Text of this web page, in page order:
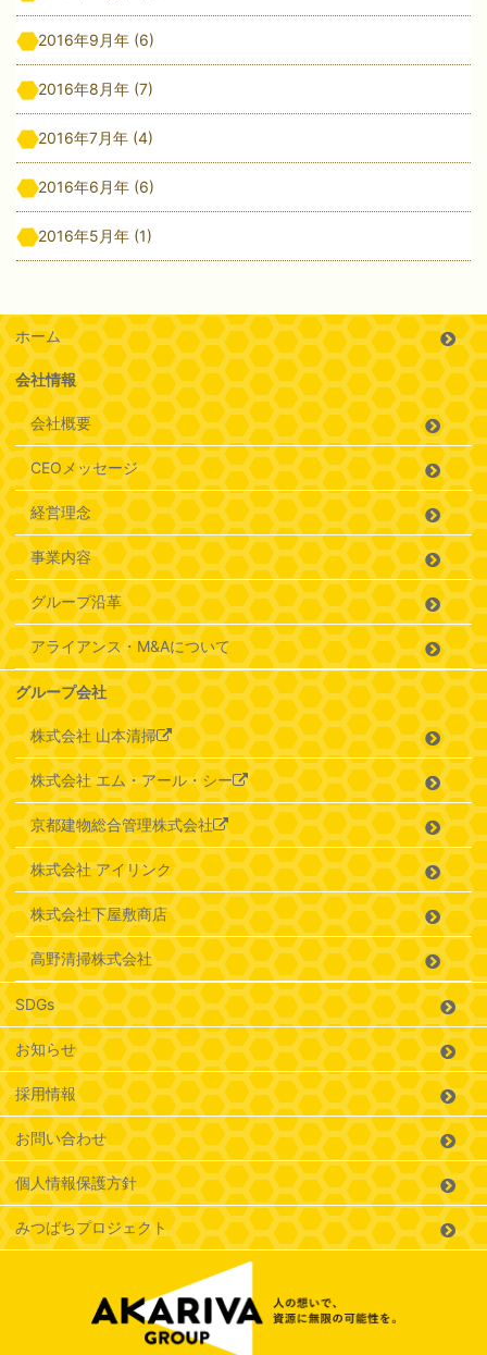
2016年9月年 (6)
2016年8月年 (7)
2016年7月年 (4)
2016年6月年 (6)
2016年5月年 (1)
ホーム
会社情報
会社概要
CEOメッセージ
経営理念
事業内容
グループ沿革
アライアンス・M&Aについて
グループ会社
株式会社 山本清掃
株式会社 エム・アール・シー
京都建物総合管理株式会社
株式会社 アイリンク
株式会社下屋敷商店
高野清掃株式会社
SDGs
お知らせ
採用情報
お問い合わせ
個人情報保護方針
みつばちプロジェクト